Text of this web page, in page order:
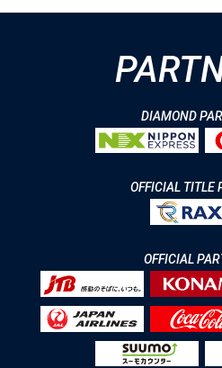
DIAMOND
OFFICIAL TITLE
OFFICIAL